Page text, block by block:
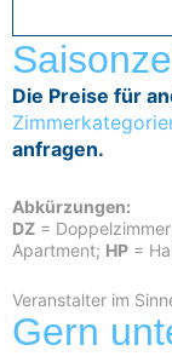
Die Preise für
anfragen.​
Abkürzungen:
DZ=
Apartment; HP=
Veranstalter im
Gern